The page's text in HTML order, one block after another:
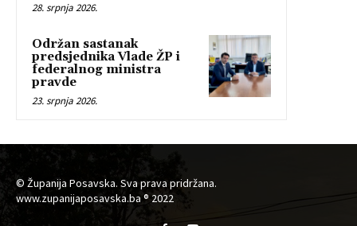
28. srpnja 2026.
Održan sastanak
predsjednika Vlade ŽP i
federalnog ministra
pravde
23. srpnja 2026.
© Županija Posavska. Sva prava pridržana.
www.zupanijaposavska.ba ® 2022